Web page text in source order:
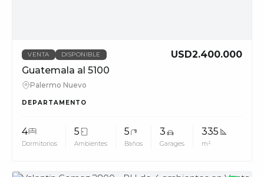
VENTA DISPONIBLE
USD2.400.000
Guatemala al 5100
Palermo Nuevo
DEPARTAMENTO
4
Dormitorios
5
Ambientes
5
Baños
3
Garages
335
m²